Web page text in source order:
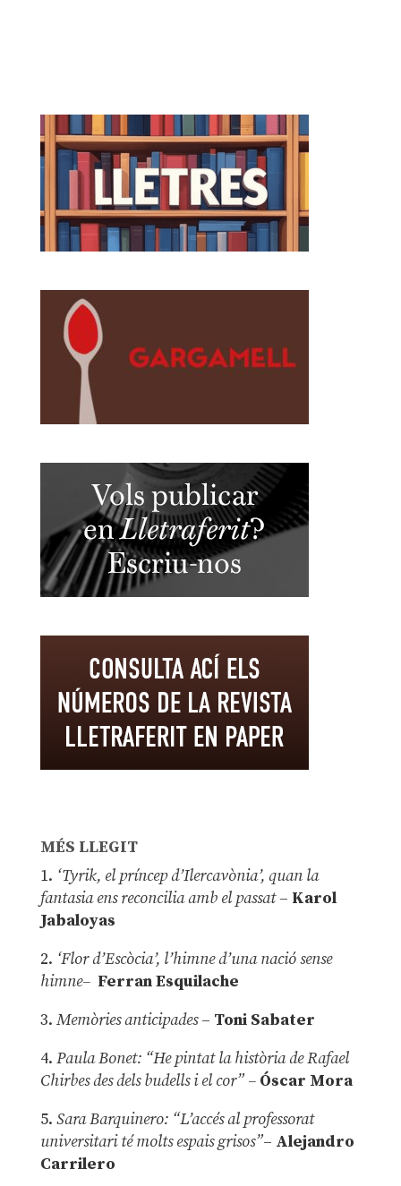
MÉS LLEGIT
1. ‘Tyrik, el príncep d’Ilercavònia’, quan la
fantasia ens reconcilia amb el passat– Karol
Jabaloyas
2. ‘Flor d’Escòcia’, l’himne d’una nació sense
himne– Ferran Esquilache
3. Memòries anticipades– Toni Sabater
4. Paula Bonet: “He pintat la història de Rafael
Chirbes des dels budells i el cor” –Óscar Mora
5. Sara Barquinero: “L’accés al professorat
universitari té molts espais grisos”– Alejandro
Carrilero